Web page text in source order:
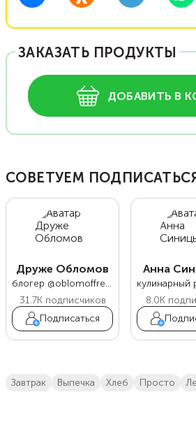
ЗАКАЗАТЬ ПРОДУКТЫ
ДОБАВИТЬ В
СОВЕТУЕМ
Друже Обломов
блогер @oblomoffrecipe
31.7Kподписчиков
Подписаться
Анна
8.0K
завтрак выпечка хлеб просто